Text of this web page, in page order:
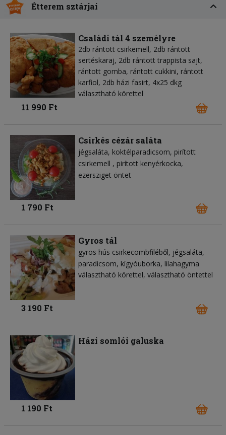
Étterem sztárjai
Családi tál 4 személyre
2db rántott csirkemell, 2db rántott
sertéskaraj, 2db rántott trappista sajt,
rántott gomba, rántott cukkini, rántott
karfiol, 2db házi fasirt, 4x25 dkg
választható körettel
11 990 Ft
Csirkés cézár saláta
jégsaláta koktélparadicsom pirított
csirkemell
pirított kenyérkocka
ezersziget öntet
1 790 Ft
Gyros tál
gyros hús csirkecombfiléből jégsaláta
paradicsom kígyóuborka lilahagyma
választható körettel, választható öntettel
3 190 Ft
Házi somlói galuska
1 190 Ft